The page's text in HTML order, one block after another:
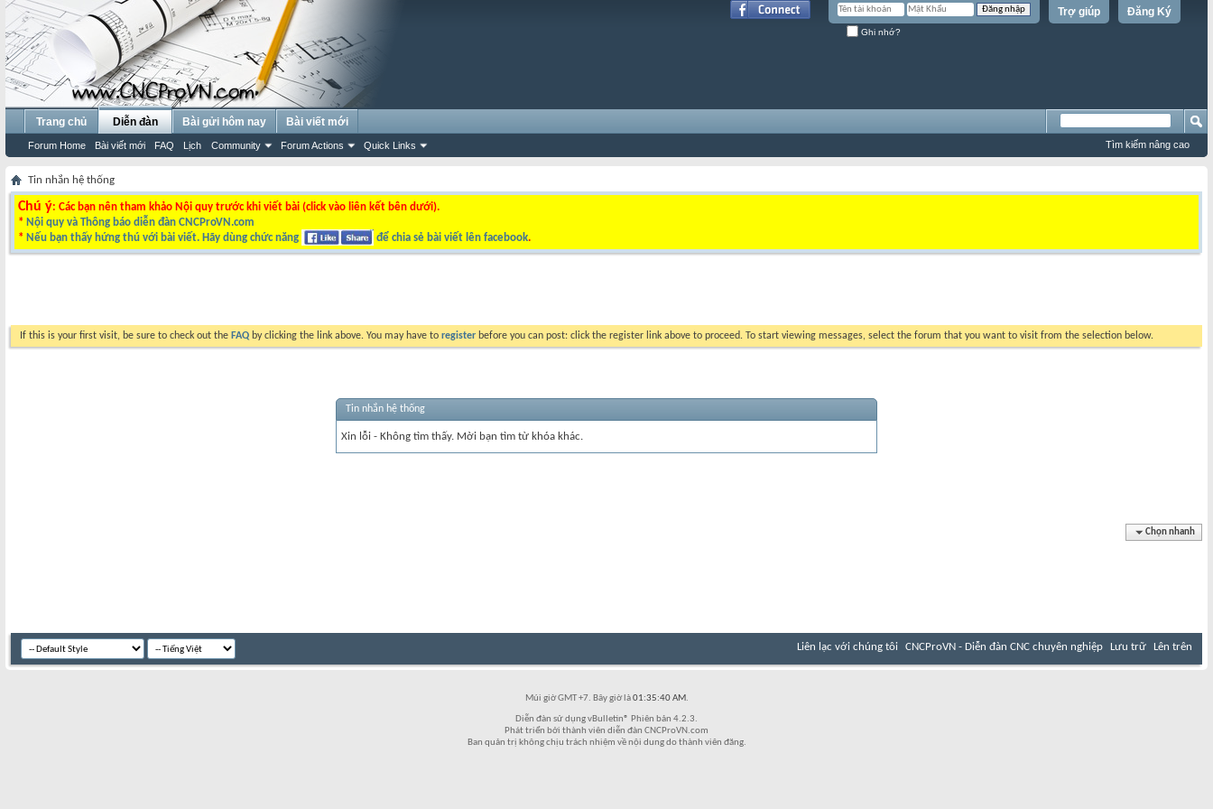
Đăng Ký
Trợ giúp
Ghi nhớ?
Trang chủ Diễn đàn
Forum Home Bài viết mới FAQ Lịch Community Forum Actions Quick Links
Bài gửi hôm nay Bài viết mới
Tìm kiếm nâng cao
Tin nhắn hệ thống
Chú ý: Các bạn nên tham khảo Nội quy trước khi viết bài (click vào liên kết bên dưới).
* Nội quy và Thông báo diễn đàn CNCProVN.com
* Nếu bạn thấy hứng thú với bài viết. Hãy dùng chức năng để chia sẻ bài viết lên facebook.
If this is your first visit, be sure to check out the FAQ by clicking the link above. You may have to register before you can post: click the register link above to proceed. To start viewing messages, select the forum that you want to visit from the selection below.
Tin nhắn hệ thống
Xin lỗi - Không tìm thấy. Mời bạn tìm từ khóa khác.
Chọn nhanh
Liên lạc với chúng tôi CNCProVN - Diễn đàn CNC chuyên nghiệp Lưu trữ Lên trên
Múi giờ GMT +7. Bây giờ là01:35:40 AM.
Diễn đàn sử dụng vBulletin® Phiên bản 4.2.3.
Phát triển bởi thành viên diễn đàn CNCProVN.com
Ban quản trị không chịu trách nhiệm về nội dung do thành viên đăng.